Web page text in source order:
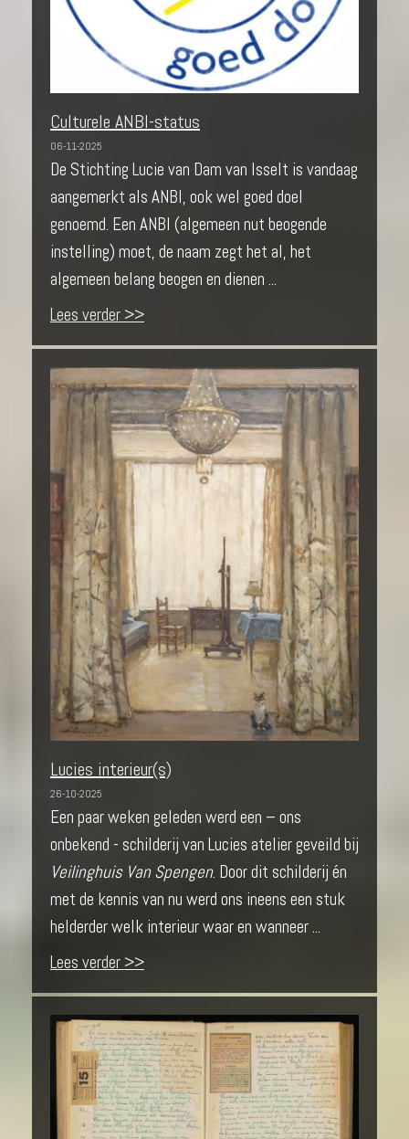
Culturele ANBI-status
06-11-2025
De Stichting Lucie van Dam van Isselt is vandaag
aangemerkt als ANBI, ook wel goed doel
genoemd. Een ANBI (algemeen nut beogende
instelling) moet, de naam zegt het al, het
algemeen belang beogen en dienen ...
Lees verder >>
Lucies interieur(s)
26-10-2025
Een paar weken geleden werd een – ons
onbekend - schilderij van Lucies atelier geveild bij
Veilinghuis Van Spengen. Door dit schilderij én
met de kennis van nu werd ons ineens een stuk
helderder welk interieur waar en wanneer ...
Lees verder >>